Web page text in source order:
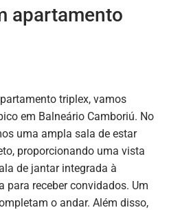
apartamento
triplex, vamos
em Balneário Camboriú. No
uma ampla sala de estar
proporcionando uma vista
de jantar integrada à
para receber convidados. Um
o andar. Além disso,